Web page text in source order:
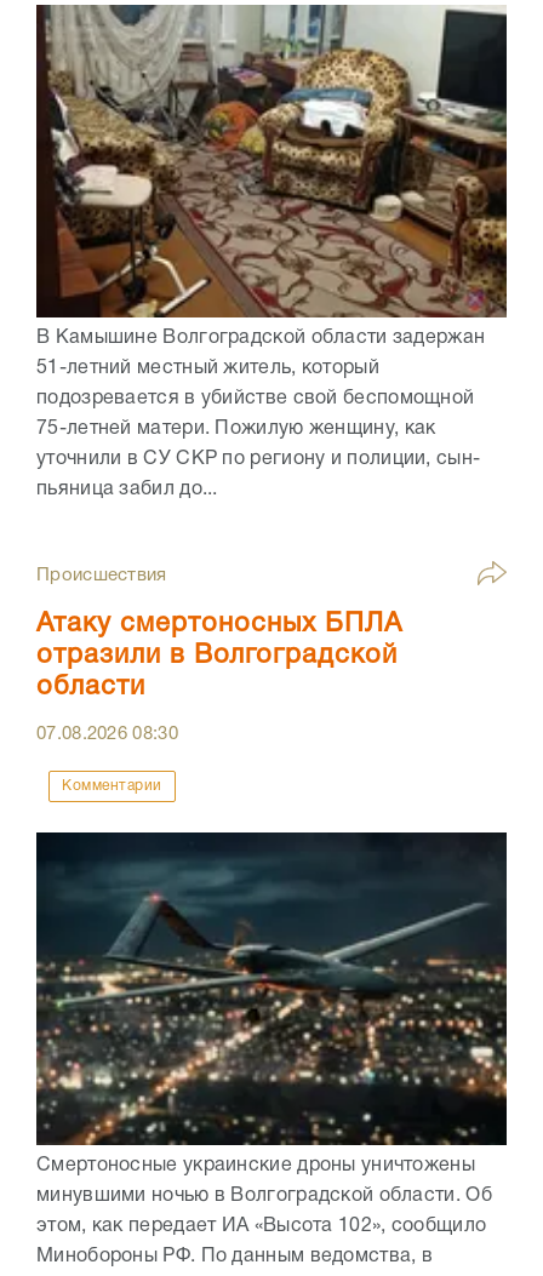
В Камышине Волгоградской области задержан
51-летний местный житель, который
подозревается в убийстве свой беспомощной
75-летней матери. Пожилую женщину, как
уточнили в СУ СКР по региону и полиции, сын-
пьяница забил до...
Происшествия
Атаку смертоносных БПЛА
отразили в Волгоградской
области
07.08.202608:30
Комментарии
Смертоносные украинские дроны уничтожены
минувшими ночью в Волгоградской области. Об
этом, как передает ИА «Высота 102», сообщило
Минобороны РФ. По данным ведомства, в